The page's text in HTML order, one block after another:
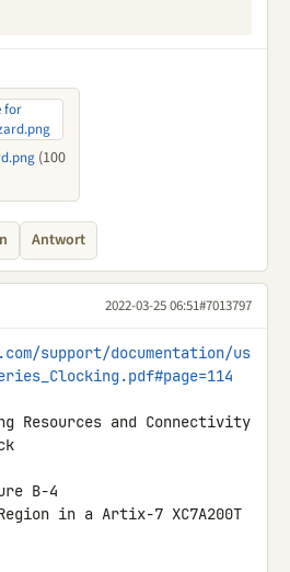
(100
Antwort
2022-03-25 06:51#7013797
support/documentation/us
Resources and Connectivity
B-4
in a Artix-7 XC7A200T